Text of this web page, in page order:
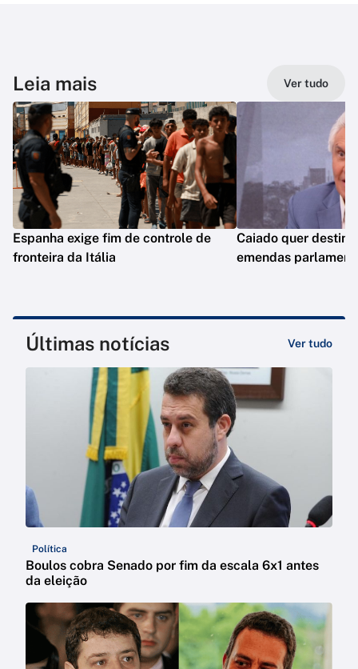
Leia mais Ver tudo
Espanha exige fim de controle de
fronteira da Itália
Caiado quer
emendas
Últimas notícias Ver tudo
Política
Boulos cobra Senado por fim da escala 6x1 antes
da eleição